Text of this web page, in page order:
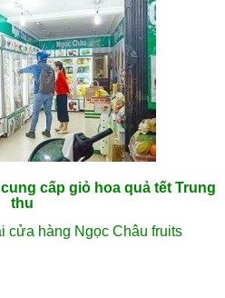
cấp giỏ hoa quả tết Trung
thu
cửa hàng Ngọc Châu fruits